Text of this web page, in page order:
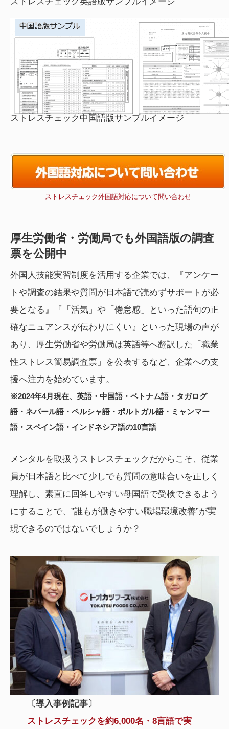
ストレスチェック中国語版サンプルイメージ
ストレスチェック外国語対応について問い合わせ
厚生労働省・労働局でも外国語版の調査
票を公開中
外国人技能実習制度を活用する企業では、『アンケー
トや調査の結果や質問が日本語で読めずサポートが必
要となる』『「活気」や「倦怠感」といった語句の正
確なニュアンスが伝わりにくい』といった現場の声が
あり、厚生労働省や労働局は英語等へ翻訳した「職業
性ストレス簡易調査票」を公表するなど、企業への支
援へ注力を始めています。
※2024年4月現在、英語・中国語・ベトナム語・タガログ
語・ネパール語・ペルシャ語・ポルトガル語・ミャンマー
語・スペイン語・インドネシア語の10言語
メンタルを取扱うストレスチェックだからこそ、従業
員が日本語と比べて少しでも質問の意味合いを正しく
理解し、素直に回答しやすい母国語で受検できるよう
にすることで、”誰もが働きやすい職場環境改善”が実
現できるのではないでしょうか？
〔導入事例記事〕
ストレスチェックを約6,000名・8言語で実